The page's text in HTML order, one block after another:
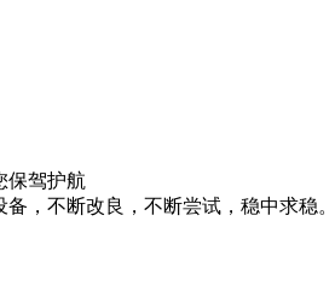
保驾护航
，不断改良，不断尝试，稳中求稳。